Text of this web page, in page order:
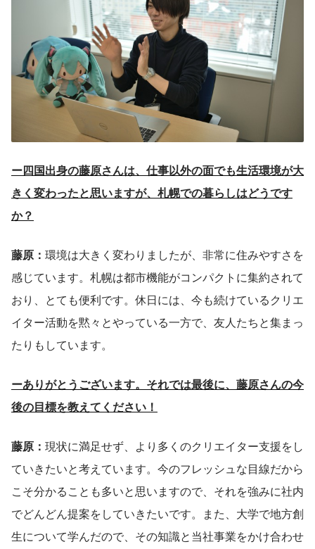
ー四国出身の藤原さんは、仕事以外の面でも生活環境が大
きく変わったと思いますが、札幌での暮らしはどうです
か？
藤原： 環境は大きく変わりましたが、非常に住みやすさを
感じています。札幌は都市機能がコンパクトに集約されて
おり、とても便利です。休日には、今も続けているクリエ
イター活動を黙々とやっている一方で、友人たちと集まっ
たりもしています。
ーありがとうございます。それでは最後に、藤原さんの今
後の目標を教えてください！
藤原： 現状に満足せず、より多くのクリエイター支援をし
ていきたいと考えています。今のフレッシュな目線だから
こそ分かることも多いと思いますので、それを強みに社内
でどんどん提案をしていきたいです。また、大学で地方創
生について学んだので、その知識と当社事業をかけ合わせ